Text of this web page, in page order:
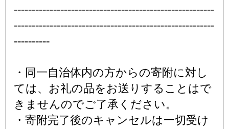
--------------------------------------------------------
--------------------------------------------------------
----------
・同一自治体内の方からの寄附に対し
ては、お礼の品をお送りすることはで
きませんのでご了承ください。
・寄附完了後のキャンセルは一切受け